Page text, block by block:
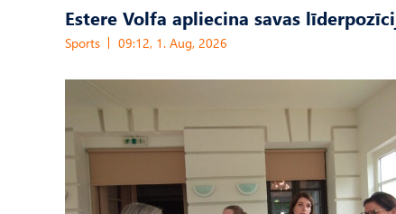
Estere Volfa apliecina savas
Sports 09:12, 1. Aug, 2026